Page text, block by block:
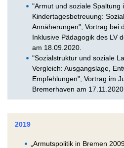
"Armut und soziale Spaltung
Kindertagesbetreuung:
Annäherungen", Vortrag bei
Inklusive Pädagogik des LV
am 18.09.2020.
"Sozialstruktur und soziale
Vergleich: Ausgangslage,
Empfehlungen", Vortrag im
Bremerhaven am 17.11.2020.
2019
„Armutspolitik in Bremen